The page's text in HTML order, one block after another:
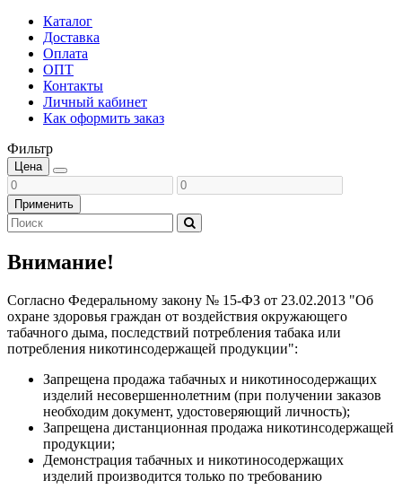
Каталог
Доставка
Оплата
ОПТ
Контакты
Личный кабинет
Как оформить заказ
Фильтр
Цена
Применить
Внимание!
Согласно Федеральному закону № 15-ФЗ от 23.02.2013 "Об
охране здоровья граждан от воздействия окружающего
табачного дыма, последствий потребления табака или
потребления никотинсодержащей продукции":
Запрещена продажа табачных и никотиносодержащих
изделий несовершеннолетним (при получении заказов
необходим документ, удостоверяющий личность);
Запрещена дистанционная продажа никотинсодержащей
продукции;
Демонстрация табачных и никотиносодержащих
изделий производится только по требованию